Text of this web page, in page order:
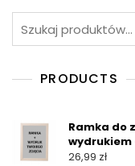
Szukaj:
PRODUCTS
Ramka do
wydrukiem
26,99 zł